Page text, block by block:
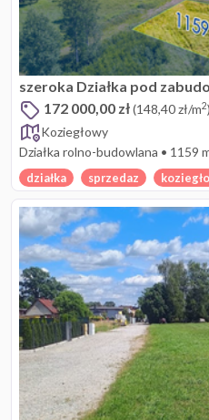
szeroka Działka pod
172 000,00 zł(148,40 zł/m2)
Koziegłowy
Działka rolno-budowlana • 1159
działka sprzedaz